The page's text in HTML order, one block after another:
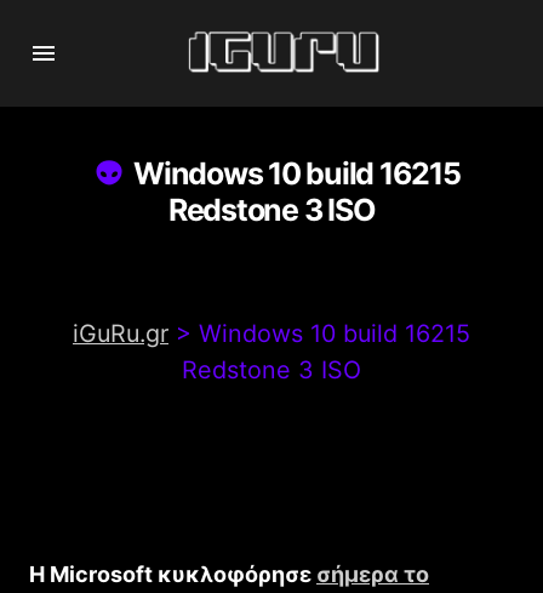
Windows 10 build 16215
Redstone 3 ISO
iGuRu.gr > Windows 10 build 16215
Redstone 3 ISO
Η Microsoft κυκλοφόρησε σήμερα το